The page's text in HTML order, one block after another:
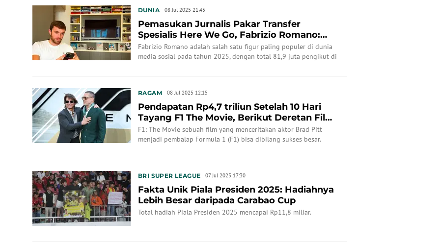
DUNIA 08 Jul 2025 21:45
Pemasukan Jurnalis Pakar Transfer
Spesialis Here We Go, Fabrizio Romano:
Rp6,8 Miliar per ...
Fabrizio Romano adalah salah satu figur paling populer di dunia
media sosial pada tahun 2025, dengan total 81,9 juta pengikut di
RAGAM 08 Jul 2025 12:15
Pendapatan Rp4,7 triliun Setelah 10 Hari
Tayang F1 The Movie, Berikut Deretan Film
Bertema...
F1: The Movie sebuah film yang menceritakan aktor Brad Pitt
menjadi pembalap Formula 1 (F1) bisa dibilang sukses besar.
BRI SUPER LEAGUE 07 Jul 2025 17:30
Fakta Unik Piala Presiden 2025: Hadiahnya
Lebih Besar daripada Carabao Cup
Total hadiah Piala Presiden 2025 mencapai Rp11,8 miliar.